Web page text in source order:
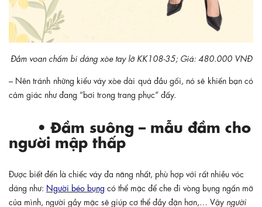
Đầm voan chấm bi dáng xòe tay lỡ KK108-35; Giá: 480.000 VNĐ
– Nên tránh những kiểu váy xòe dài quá đầu gối, nó sẽ khiến bạn có
cảm giác như đang “bơi trong trang phục” đấy.
• Đầm suông – mẫu đầm cho
người mập thấp
Được biết đến là chiếc váy đa năng nhất, phù hợp với rất nhiều vóc
dáng như: Người béo bụng có thể mặc để che đi vòng bụng ngấn mỡ
của mình, người gầy mặc sẽ giúp cơ thể đầy đặn hơn,… Vậy người